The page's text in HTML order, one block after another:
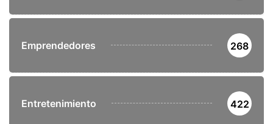
Emprendedores 268
Entretenimiento 422